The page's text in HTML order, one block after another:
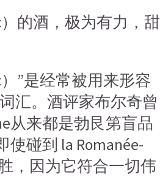
的酒，极为有力，甜
”是经常被用来形容
汇。酒评家布尔奇曾
从来都是勃艮第盲品
碰到 la Romanée-
，因为它符合一切伟